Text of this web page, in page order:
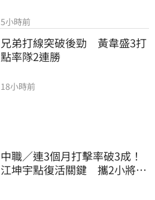
5小時前
兄弟打線突破後勁　黃韋盛3打
點率隊2連勝
18小時前
中職／連3個月打擊率破3成！
江坤宇點復活關鍵 攜2小將赴